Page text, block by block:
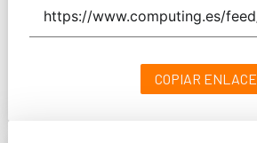
COPIAR ENLACE